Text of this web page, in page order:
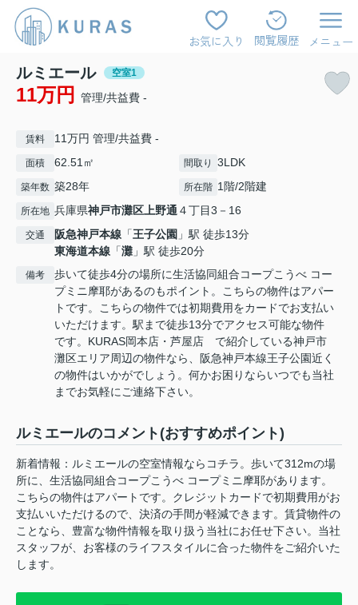
お気に入り 閲覧履歴 メニュー
ルミエール 空室1
11万円 管理/共益費 -
賃料 11万円 管理/共益費 -
面積 62.51㎡ 間取り 3LDK
築年数 築28年 所在階 1階/2階建
所在地 兵庫県神戸市灘区 上野通 ４丁目3－16
交通 阪急神戸本線 「王子公園 」駅 徒歩13分
東海道本線 「灘 」駅 徒歩20分
備考
歩いて徒歩4分の場所に生活協同組合コープこうべ コー
プミニ摩耶があるのもポイント。こちらの物件はアパー
トです。こちらの物件では初期費用をカードでお支払い
いただけます。駅まで徒歩13分でアクセス可能な物件
です。KURAS岡本店・芦屋店 で紹介している神戸市
灘区エリア周辺の物件なら、阪急神戸本線王子公園近く
の物件はいかがでしょう。何かお困りならいつでも当社
までお気軽にご連絡下さい。
ルミエールのコメント(おすすめポイント)
新着情報：ルミエールの空室情報ならコチラ。歩いて312mの場
所に、生活協同組合コープこうべ コープミニ摩耶があります。
こちらの物件はアパートです。クレジットカードで初期費用がお
支払いいただけるので、決済の手間が軽減できます。賃貸物件の
ことなら、豊富な物件情報を取り扱う当社にお任せ下さい。当社
スタッフが、お客様のライフスタイルに合った物件をご紹介いた
します。